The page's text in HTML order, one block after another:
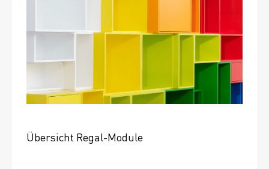
Übersicht Regal-Module